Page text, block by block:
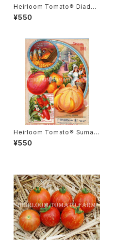
Heirloom Tomato® Diade
m エアルーム・トマト・ダイアデ
ム
¥550
Heirloom Tomato® Sumatr
a Fig エアルーム・トマト・スマト
ラ・フィグ
¥550